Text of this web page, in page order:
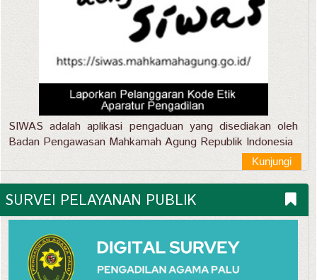
SIWAS adalah aplikasi pengaduan yang disediakan oleh
Badan Pengawasan Mahkamah Agung Republik Indonesia
Kunjungi
SURVEI PELAYANAN PUBLIK